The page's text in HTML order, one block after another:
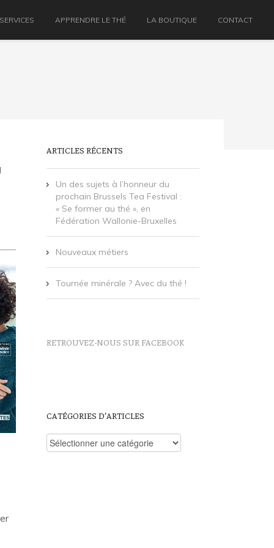
APPRENDRE LE THÉ LA BOUTIQUE CONTACT
|
ARTICLES RÉCENTS
Un des sujets à l’honneur du
prochain Brussels Tea Festival :
« Se former au thé », en
Fédération Wallonie-Bruxelles
Nouveaux métiers
Tournée minérale ? Avec du thé !
RETROUVEZ-NOUS SUR FACEBOOK
CATÉGORIES D’ARTICLES
Catégories
d’articles